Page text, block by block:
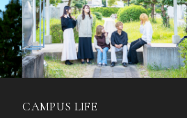
CAMPUS LIFE